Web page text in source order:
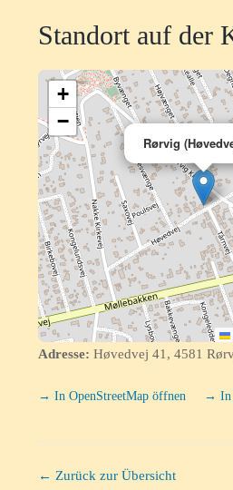
Standort auf der
Rørvig
+
−
Adresse: Høvedvej 41, 4581
→ In OpenStreetMap öffnen → In
← Zurück zur Übersicht